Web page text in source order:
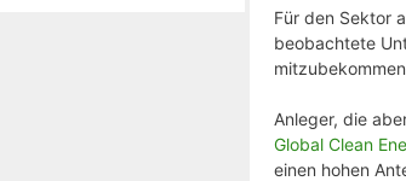
Für den Sektor
beobachtete
Anleger, die
Global Clean
einen hohen